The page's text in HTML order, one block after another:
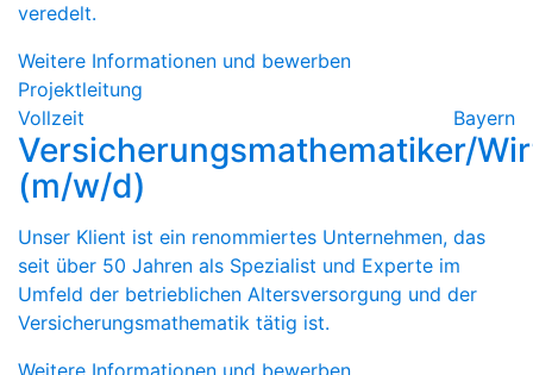
veredelt.
Weitere Informationen und bewerben
Projektleitung
Vollzeit
Bayern
Versicherungsmathematiker/
(m/w/d)
Unser Klient ist ein renommiertes Unternehmen, das
seit über 50 Jahren als Spezialist und Experte im
Umfeld der betrieblichen Altersversorgung und der
Versicherungsmathematik tätig ist.
Weitere Informationen und bewerben